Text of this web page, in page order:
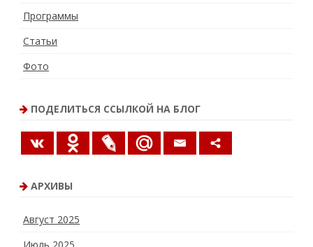
Программы
Статьи
Фото
ПОДЕЛИТЬСЯ ССЫЛКОЙ НА БЛОГ
АРХИВЫ
Август 2025